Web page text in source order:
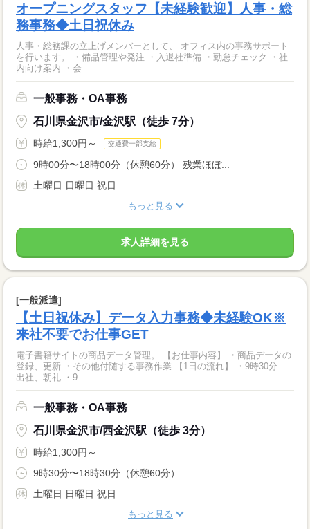
オープニングスタッフ【未経験歓迎】人事・総
務事務◆土日祝休み
人事・総務課の立上げメンバーとして、 オフィス内の事務サポート
を行います。 ・備品管理や発注 ・入退社準備 ・勤怠チェック ・社
内向け案内 ・会...
一般事務・OA事務
石川県金沢市/金沢駅（徒歩 7分）
時給1,300円～ 交通費一部支給
9時00分〜18時00分（休憩60分） 残業ほぼ...
土曜日 日曜日 祝日
もっと見る
求人詳細を見る
[一般派遣]
【土日祝休み】データ入力事務◆未経験OK※
来社不要でお仕事GET
電子書籍サイトの商品データ管理。 【お仕事内容】 ・商品データの
登録、更新 ・その他付随する事務作業 【1日の流れ】 ・9時30分
出社、朝礼 ・9...
一般事務・OA事務
石川県金沢市/西金沢駅（徒歩 3分）
時給1,300円～
9時30分〜18時30分（休憩60分）
土曜日 日曜日 祝日
もっと見る